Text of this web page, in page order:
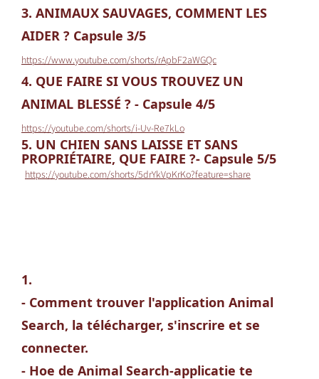
3. ANIMAUX SAUVAGES, COMMENT LES
AIDER ? Capsule 3/5
https://www.youtube.com/shorts/rApbF2aWGQc
4. QUE FAIRE SI VOUS TROUVEZ UN
ANIMAL BLESSÉ ? - Capsule 4/5
https://youtube.com/shorts/i-Uv-Re7kLo
5. UN CHIEN SANS LAISSE ET SANS
PROPRIÉTAIRE, QUE FAIRE ?- Capsule 5/5
https://youtube.com/shorts/5drYkVpKrKo?feature=share
1.
- Comment trouver l'application Animal
Search, la télécharger, s'inscrire et se
connecter.
- Hoe de Animal Search-applicatie te